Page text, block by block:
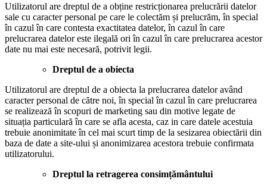
Utilizatorul are dreptul de a obține restricționarea prelucrării datelor
sale cu caracter personal pe care le colectăm și prelucrăm, în special
în cazul în care contesta exactitatea datelor, în cazul în care
prelucrarea datelor este ilegală ori în cazul în care prelucrarea acestor
date nu mai este necesară, potrivit legii.
Dreptul de a obiecta
Utilizatorul are dreptul de a obiecta la prelucrarea datelor având
caracter personal de către noi, în special în cazul în care prelucrarea
se realizează în scopuri de marketing sau din motive legate de
situația particulară în care se afla acesta, caz in care datele acestuia
trebuie anonimitate în cel mai scurt timp de la sesizarea obiectării din
baza de date a site-ului și anonimizarea acestora trebuie confirmata
utilizatorului.
Dreptul la retragerea consimțământului